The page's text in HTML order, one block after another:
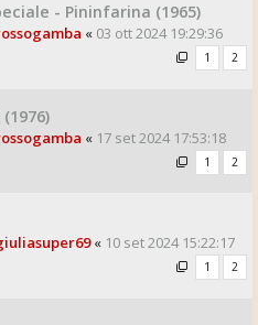
- Pininfarina (1965)
« 03 ott 2024 19:29:36
1 2
« 17 set 2024 17:53:18
1 2
« 10 set 2024 15:22:17
1 2